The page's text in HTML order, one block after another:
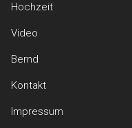
Hochzeit
Video
Bernd
Kontakt
Impressum